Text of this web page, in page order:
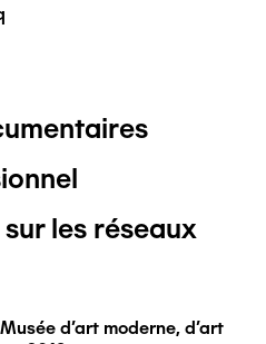
les réseaux
d'art moderne, d'art